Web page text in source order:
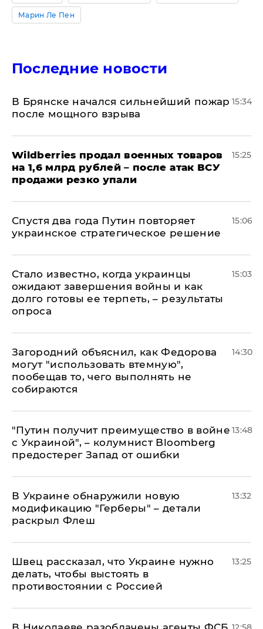
Марин Ле Пен
Последние новости
В Брянске начался сильнейший пожар
после мощного взрыва
15:34
​Wildberries продал военных товаров
на 1,6 млрд рублей – после атак ВСУ
продажи резко упали
15:25
Спустя два года Путин повторяет
украинское стратегическое решение
15:06
Стало известно, когда украинцы
ожидают завершения войны и как
долго готовы ее терпеть, – результаты
опроса
15:03
Загородний объяснил, как Федорова
могут "использовать втемную",
пообещав то, чего выполнять не
собираются
14:30
"Путин получит преимущество в войне
с Украиной", – колумнист Bloomberg
предостерег Запад от ошибки
13:48
В Украине обнаружили новую
модификацию "Герберы" – детали
раскрыл Флеш
13:32
Швец рассказал, что Украине нужно
делать, чтобы выстоять в
противостоянии с Россией
13:25